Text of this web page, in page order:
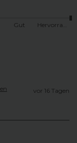
Gut
vor 16 Tagen